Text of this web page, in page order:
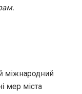
міжнародний
мер міста